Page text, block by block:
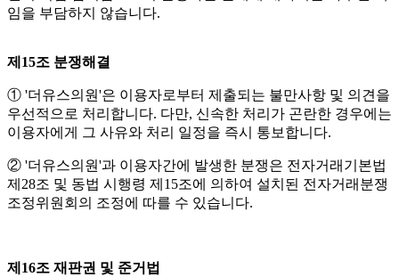
임을 부담하지 않습니다.
제15조 분쟁해결
① '더유스의원'은 이용자로부터 제출되는 불만사항 및 의견을
우선적으로 처리합니다. 다만, 신속한 처리가 곤란한 경우에는
이용자에게 그 사유와 처리 일정을 즉시 통보합니다.
② '더유스의원'과 이용자간에 발생한 분쟁은 전자거래기본법
제28조 및 동법 시행령 제15조에 의하여 설치된 전자거래분쟁
조정위원회의 조정에 따를 수 있습니다.
제16조 재판권 및 준거법